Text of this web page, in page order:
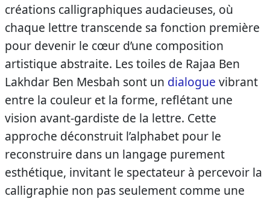
créations calligraphiques audacieuses, où
chaque lettre transcende sa fonction première
pour devenir le cœur d’une composition
artistique abstraite. Les toiles de Rajaa Ben
Lakhdar Ben Mesbah sont un dialogue vibrant
entre la couleur et la forme, reflétant une
vision avant-gardiste de la lettre. Cette
approche déconstruit l’alphabet pour le
reconstruire dans un langage purement
esthétique, invitant le spectateur à percevoir la
calligraphie non pas seulement comme une